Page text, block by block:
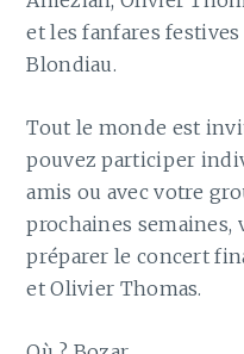
et les fanfares
Blondiau.
Tout le monde est
pouvez participer
amis ou avec votre
prochaines semaines,
préparer le concert
et Olivier Thomas.